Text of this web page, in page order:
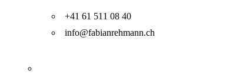
+41 61 511 08 40
info@fabianrehmann.ch